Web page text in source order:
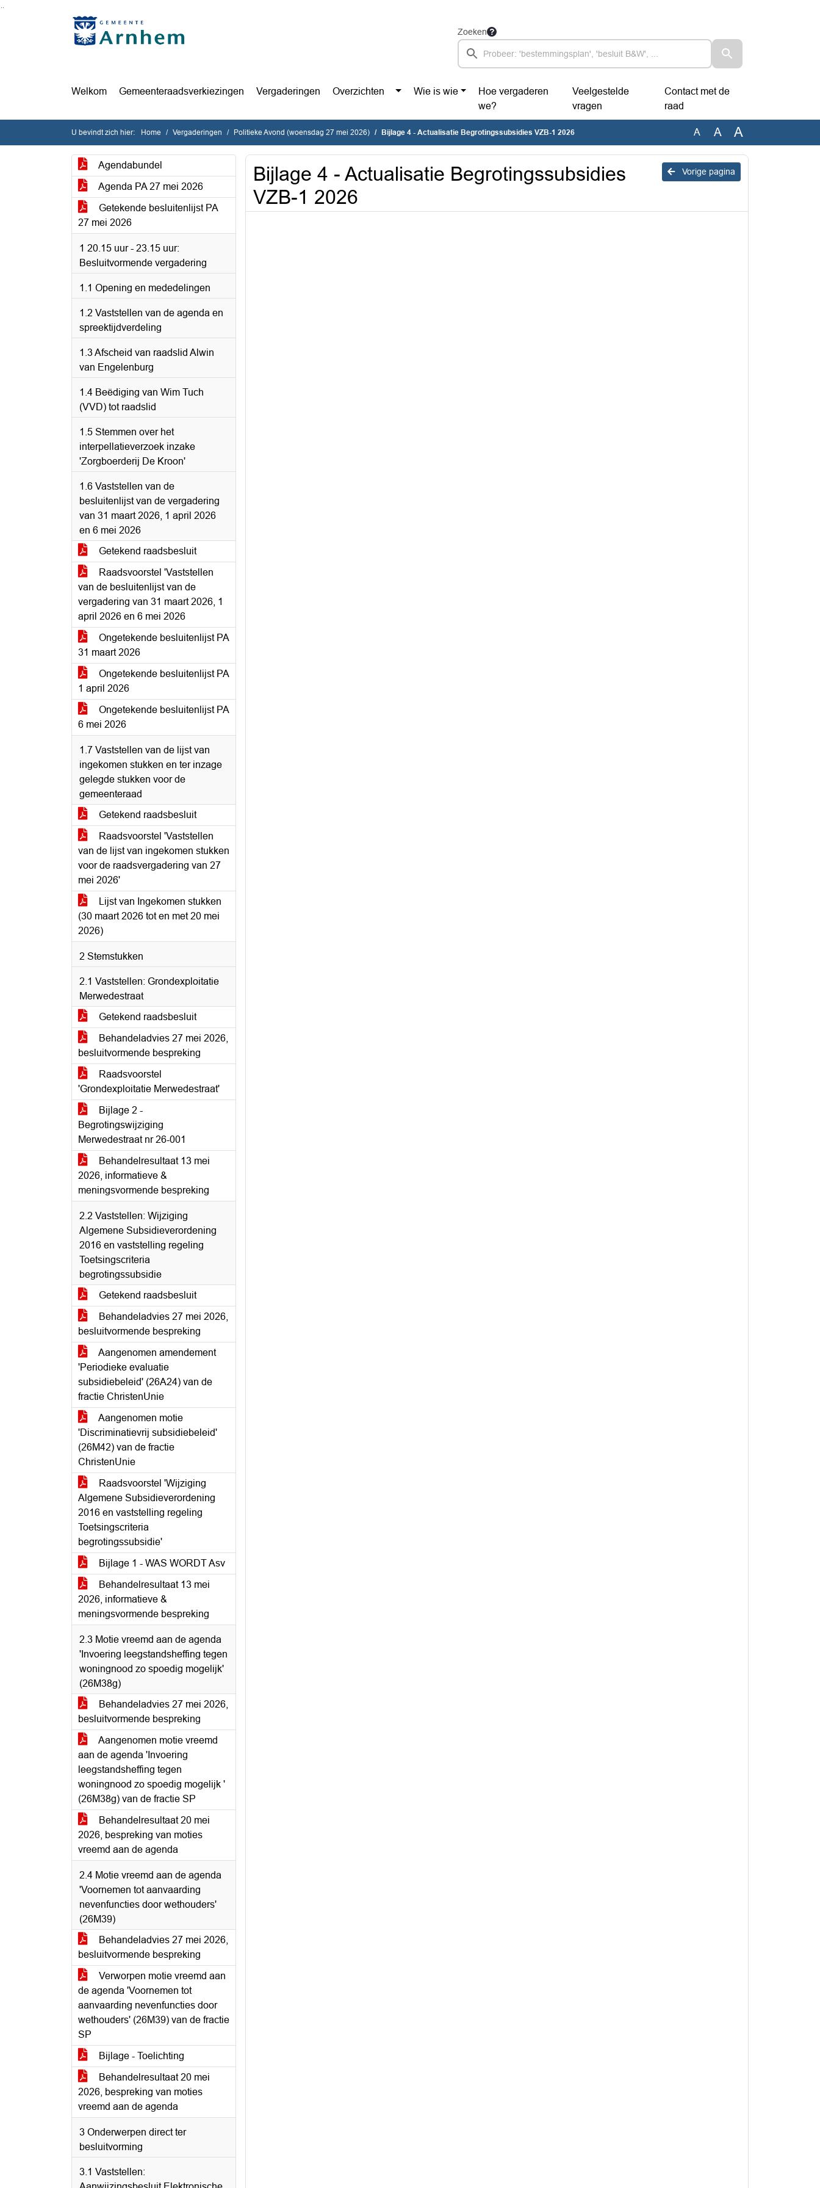
Ga naar de inhoud van deze pagina
Ga naar het zoeken
Ga naar het menu
Zoeken
Welkom Gemeenteraadsverkiezingen Vergaderingen Overzichten Wie is wie
Hoe vergaderen
we?
Veelgestelde
vragen
Contact met de
raad
U bevindt zich hier: Home Vergaderingen Politieke Avond (woensdag 27 mei 2026) Bijlage 4 - Actualisatie Begrotingssubsidies VZB-1 2026 A A A
Agendabundel
Agenda PA 27 mei 2026
Getekende besluitenlijst PA
27 mei 2026
1 20.15 uur - 23.15 uur:
Besluitvormende vergadering
1.1 Opening en mededelingen
1.2 Vaststellen van de agenda en
spreektijdverdeling
1.3 Afscheid van raadslid Alwin
van Engelenburg
1.4 Beëdiging van Wim Tuch
(VVD) tot raadslid
1.5 Stemmen over het
interpellatieverzoek inzake
'Zorgboerderij De Kroon'
1.6 Vaststellen van de
besluitenlijst van de vergadering
van 31 maart 2026, 1 april 2026
en 6 mei 2026
Getekend raadsbesluit
Raadsvoorstel 'Vaststellen
van de besluitenlijst van de
vergadering van 31 maart 2026, 1
april 2026 en 6 mei 2026
Ongetekende besluitenlijst PA
31 maart 2026
Ongetekende besluitenlijst PA
1 april 2026
Ongetekende besluitenlijst PA
6 mei 2026
1.7 Vaststellen van de lijst van
ingekomen stukken en ter inzage
gelegde stukken voor de
gemeenteraad
Getekend raadsbesluit
Raadsvoorstel 'Vaststellen
van de lijst van ingekomen stukken
voor de raadsvergadering van 27
mei 2026'
Lijst van Ingekomen stukken
(30 maart 2026 tot en met 20 mei
2026)
2 Stemstukken
2.1 Vaststellen: Grondexploitatie
Merwedestraat
Getekend raadsbesluit
Behandeladvies 27 mei 2026,
besluitvormende bespreking
Raadsvoorstel
'Grondexploitatie Merwedestraat'
Bijlage 2 -
Begrotingswijziging
Merwedestraat nr 26-001
Behandelresultaat 13 mei
2026, informatieve &
meningsvormende bespreking
2.2 Vaststellen: Wijziging
Algemene Subsidieverordening
2016 en vaststelling regeling
Toetsingscriteria
begrotingssubsidie
Getekend raadsbesluit
Behandeladvies 27 mei 2026,
besluitvormende bespreking
Aangenomen amendement
'Periodieke evaluatie
subsidiebeleid' (26A24) van de
fractie ChristenUnie
Aangenomen motie
'Discriminatievrij subsidiebeleid'
(26M42) van de fractie
ChristenUnie
Raadsvoorstel 'Wijziging
Algemene Subsidieverordening
2016 en vaststelling regeling
Toetsingscriteria
begrotingssubsidie'
Bijlage 1 - WAS WORDT Asv
Behandelresultaat 13 mei
2026, informatieve &
meningsvormende bespreking
2.3 Motie vreemd aan de agenda
'Invoering leegstandsheffing tegen
woningnood zo spoedig mogelijk'
(26M38g)
Behandeladvies 27 mei 2026,
besluitvormende bespreking
Aangenomen motie vreemd
aan de agenda 'Invoering
leegstandsheffing tegen
woningnood zo spoedig mogelijk '
(26M38g) van de fractie SP
Behandelresultaat 20 mei
2026, bespreking van moties
vreemd aan de agenda
2.4 Motie vreemd aan de agenda
'Voornemen tot aanvaarding
nevenfuncties door wethouders'
(26M39)
Behandeladvies 27 mei 2026,
besluitvormende bespreking
Verworpen motie vreemd aan
de agenda 'Voornemen tot
aanvaarding nevenfuncties door
wethouders' (26M39) van de fractie
SP
Bijlage - Toelichting
Behandelresultaat 20 mei
2026, bespreking van moties
vreemd aan de agenda
3 Onderwerpen direct ter
besluitvorming
3.1 Vaststellen:
Vorige pagina
Bijlage 4 - Actualisatie Begrotingssubsidies
VZB-1 2026